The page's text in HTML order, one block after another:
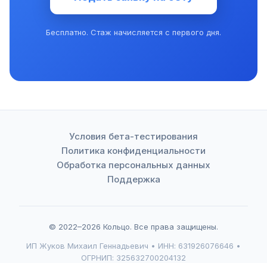
Бесплатно. Стаж начисляется с первого дня.
Условия бета-тестирования
Политика конфиденциальности
Обработка персональных данных
Поддержка
© 2022–2026 Кольцо. Все права защищены.
ИП Жуков Михаил Геннадьевич • ИНН: 631926076646 •
ОГРНИП: 325632700204132